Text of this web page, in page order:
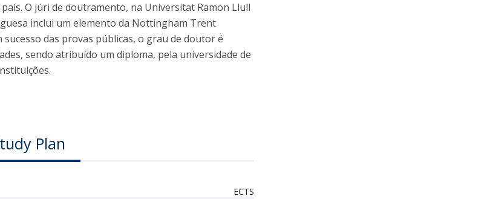
O júri de doutramento, na Universitat Ramon Llull
inclui um elemento da Nottingham Trent
sucesso das provas públicas, o grau de doutor é
sendo atribuído um diploma, pela universidade de
Plan
ECTS